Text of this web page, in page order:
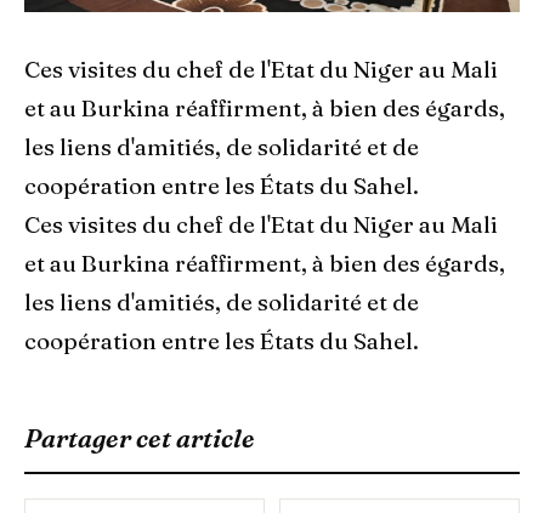
Ces visites du chef de l'Etat du Niger au Mali
et au Burkina réaffirment, à bien des égards,
les liens d'amitiés, de solidarité et de
coopération entre les États du Sahel.
Ces visites du chef de l'Etat du Niger au Mali
et au Burkina réaffirment, à bien des égards,
les liens d'amitiés, de solidarité et de
coopération entre les États du Sahel.
Partager cet article